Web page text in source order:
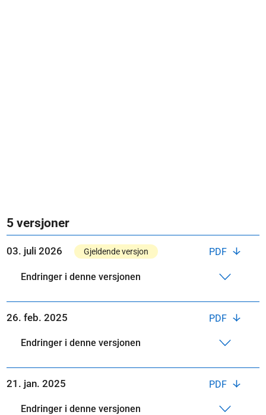
5 versjoner
PDF
03. juli 2026 Gjeldende versjon
Endringer i denne versjonen
PDF
26. feb. 2025
Endringer i denne versjonen
PDF
21. jan. 2025
Endringer i denne versjonen